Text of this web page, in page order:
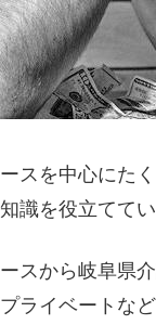
スを中心にた
識を役立ててい
スから岐阜県
ライベートな